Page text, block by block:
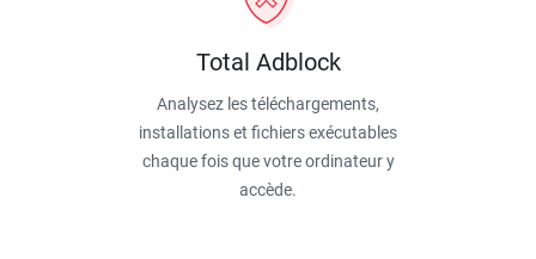
Total Adblock
Analysez les téléchargements,
installations et fichiers exécutables
chaque fois que votre ordinateur y
accède.